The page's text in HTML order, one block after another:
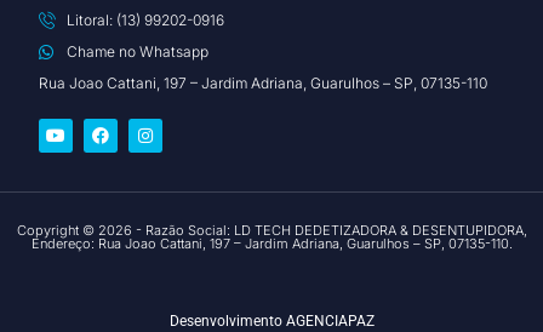
Litoral: (13) 99202-0916
Chame no Whatsapp
Rua Joao Cattani, 197 – Jardim Adriana, Guarulhos – SP, 07135-110
Copyright © 2026 - Razão Social: LD TECH DEDETIZADORA & DESENTUPIDORA,
Endereço: Rua Joao Cattani, 197 – Jardim Adriana, Guarulhos – SP, 07135-110.
Desenvolvimento AGENCIAPAZ